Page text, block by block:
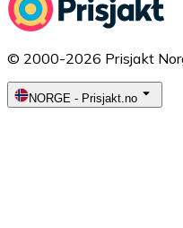
© 2000-2026 Prisjakt
NORGE - Prisjakt.no